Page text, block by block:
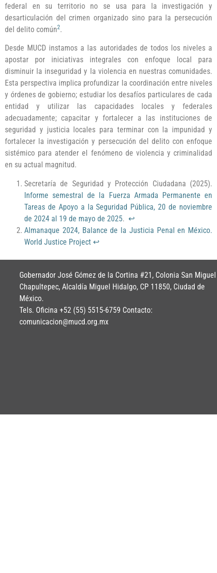
federal en su territorio no se usa para la investigación y
desarticulación del crimen organizado sino para la persecución
del delito común2.
Desde MUCD instamos a las autoridades de todos los niveles a
apostar por iniciativas integrales con enfoque local para
disminuir la inseguridad y la violencia en nuestras comunidades.
Esta perspectiva implica profundizar la coordinación entre niveles
y órdenes de gobierno; estudiar los desafíos particulares de cada
entidad y utilizar las capacidades locales y federales
adecuadamente; capacitar y fortalecer a las instituciones de
seguridad y justicia locales para terminar con la impunidad y
fortalecer la investigación y persecución del delito con enfoque
sistémico para atender el fenómeno de violencia y criminalidad
en su actual magnitud.
Secretaría de Seguridad y Protección Ciudadana (2025).
Informe semestral de la Fuerza Armada Permanente en
Tareas de Apoyo a la Seguridad Pública, 20 de noviembre
de 2024 al 19 de mayo de 2025. ↩︎
Almanaque 2024, Balance de la Justicia Penal en México.
World Justice Project ↩︎
Gobernador José Gómez de la Cortina #21, Colonia San Miguel
Chapultepec, Alcaldía Miguel Hidalgo, CP 11850, Ciudad de
México.
Tels. Oficina +52 (55) 5515-6759 Contacto:
comunicacion@mucd.org.mx